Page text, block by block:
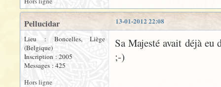
13-01-2012 22:08
Pellucidar
Lieu : Boncelles, Liège
(Belgique)
Inscription : 2005
Messages : 425
Sa Majesté avait déjà
;-)
Hors ligne